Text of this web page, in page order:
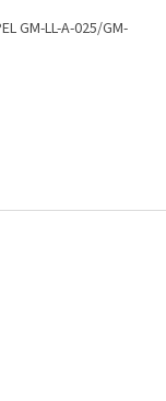
GM-LL-A-025/GM-